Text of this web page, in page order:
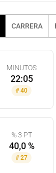
CARRERA
MINUTOS
22:05
# 40
% 3 PT
40,0 %
# 27